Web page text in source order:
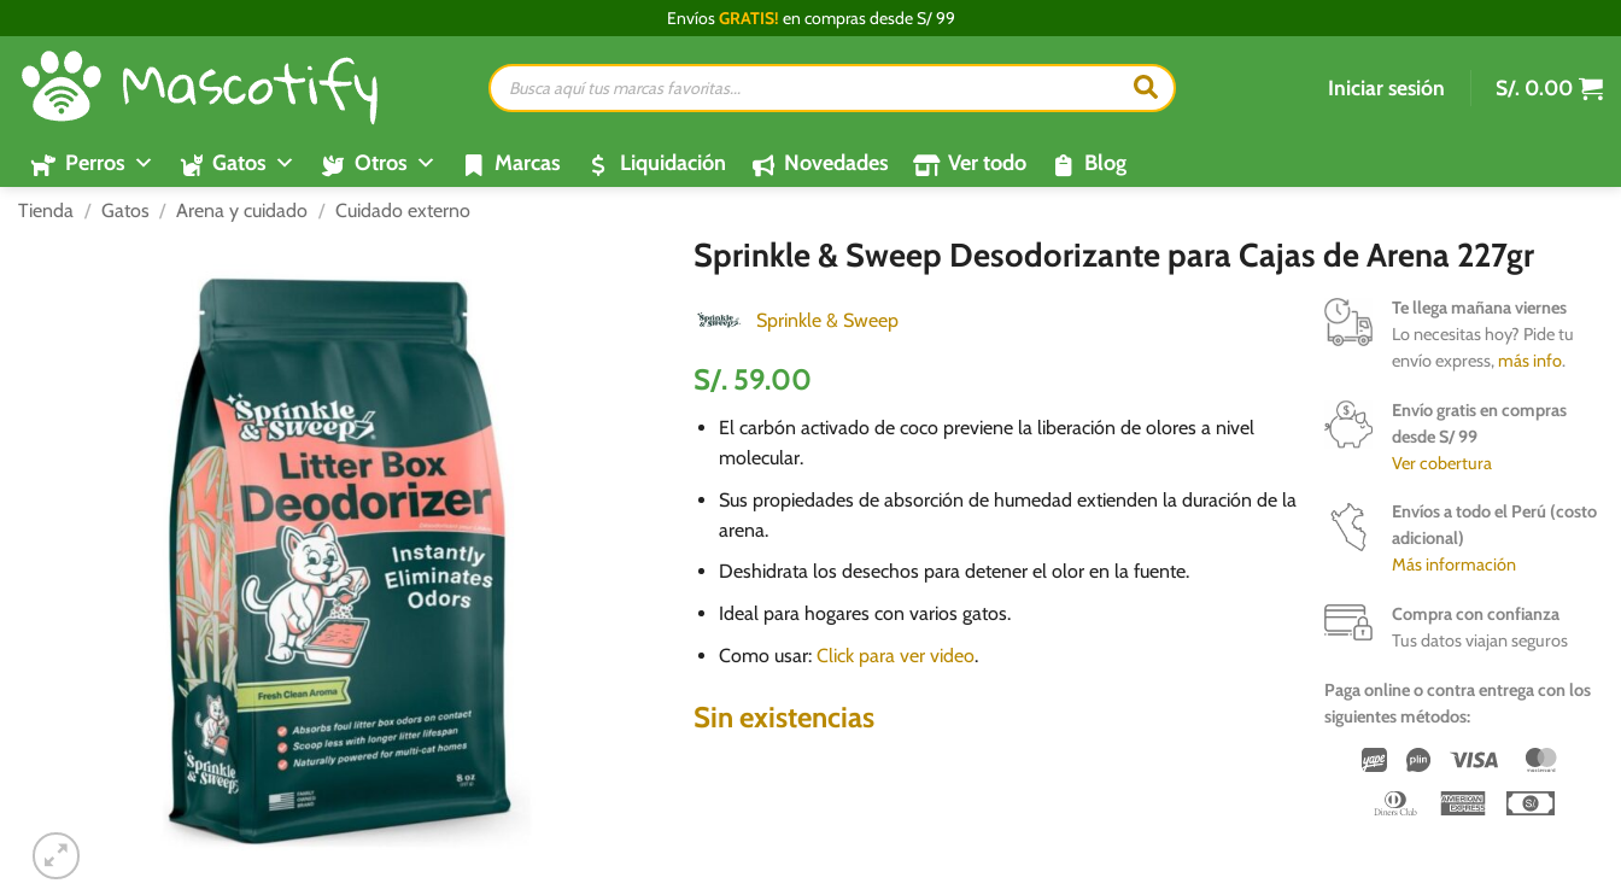
al
contenido
EnvíosGRATIS! en compras desde S/ 99
Búsqueda
de
productos
Iniciar sesión S/. 0.00
Perros Gatos Otros Marcas Liquidación Novedades Ver todo Blog
Tienda / Gatos / Arena y cuidado / Cuidado externo
Sprinkle & Sweep Desodorizante para Cajas de Arena 227gr
Sprinkle & Sweep
S/. 59.00
El carbón activado de coco previene la liberación de olores a nivel
molecular.
Sus propiedades de absorción de humedad extienden la duración de la
arena.
Deshidrata los desechos para detener el olor en la fuente.
Ideal para hogares con varios gatos.
Como usar: Click para ver video.
Sin existencias
Te llega mañana viernes
Lo necesitas hoy? Pide tu
envío express,más info.
Envío gratis en compras
desde S/ 99
Ver cobertura
Envíos a todo el Perú (costo
adicional)
Más información
Compra con confianza
Tus datos viajan seguros
Paga online o contra entrega con los
siguientes métodos:
Wirecard
Vipps Visa
Dinners
American